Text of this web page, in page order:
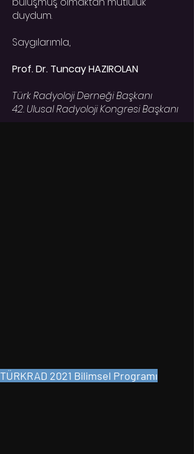
duydum.
Saygılarımla,
Prof. Dr. Tuncay HAZIROLAN
Türk Radyoloji Derneği Başkanı
42. Ulusal Radyoloji Kongresi Başkanı
TÜRKRAD 2021 Bilimsel Programı